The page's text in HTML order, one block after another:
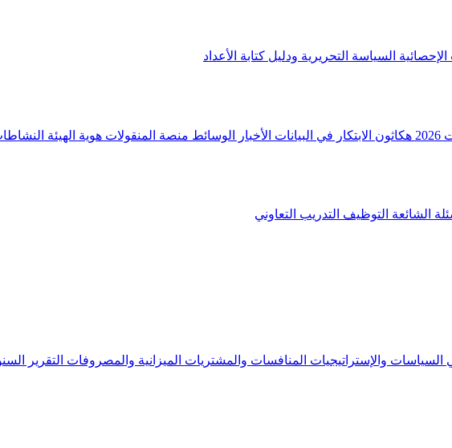
السياسة التحريرية ودليل كتابة الأعداد
هكاثون الابتكار في البيانات الأخبار الوسائط منصة المنقولات هوية الهيئة
الشائعة التوظيف التدريب التعاوني
السياسات والإستراتيجيات المنافسات والمشتريات الميزانية والمصروفات التقرير